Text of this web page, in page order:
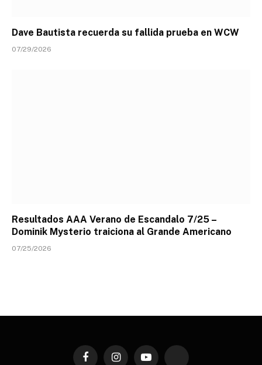
Dave Bautista recuerda su fallida prueba en WCW
07/29/2026
Resultados AAA Verano de Escandalo 7/25 –
Dominik Mysterio traiciona al Grande Americano
07/25/2026
FacebookInstagramYouTube TikTok